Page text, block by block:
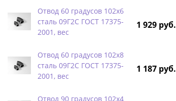
Отвод 60 градусов 102х6
сталь 09Г2С ГОСТ 17375-
2001, вес
1 929 руб.
Отвод 60 градусов 102х8
сталь 09Г2С ГОСТ 17375-
2001, вес
1 187 руб.
Отвод 90 градусов 102х4